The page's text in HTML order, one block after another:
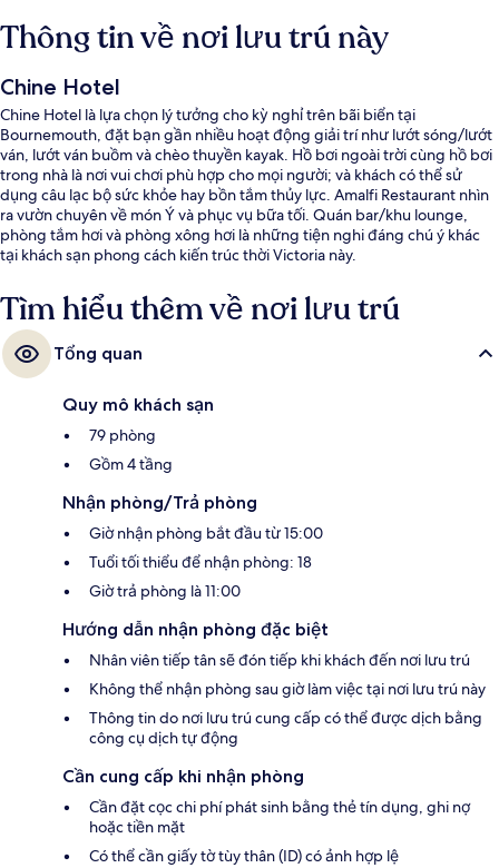
Thông tin về nơi lưu trú này
Chine Hotel
Chine Hotel là lựa chọn lý tưởng cho kỳ nghỉ trên bãi biển tại
Bournemouth, đặt bạn gần nhiều hoạt động giải trí như lướt sóng/lướt
ván, lướt ván buồm và chèo thuyền kayak. Hồ bơi ngoài trời cùng hồ bơi
trong nhà là nơi vui chơi phù hợp cho mọi người; và khách có thể sử
dụng câu lạc bộ sức khỏe hay bồn tắm thủy lực. Amalfi Restaurant nhìn
ra vườn chuyên về món Ý và phục vụ bữa tối. Quán bar/khu lounge,
phòng tắm hơi và phòng xông hơi là những tiện nghi đáng chú ý khác
tại khách sạn phong cách kiến trúc thời Victoria này.
Tìm hiểu thêm về nơi lưu trú
Tổng quan
Quy mô khách sạn
79 phòng
Gồm 4 tầng
Nhận phòng/Trả phòng
Giờ nhận phòng bắt đầu từ 15:00
Tuổi tối thiểu để nhận phòng: 18
Giờ trả phòng là 11:00
Hướng dẫn nhận phòng đặc biệt
Nhân viên tiếp tân sẽ đón tiếp khi khách đến nơi lưu trú
Không thể nhận phòng sau giờ làm việc tại nơi lưu trú này
Thông tin do nơi lưu trú cung cấp có thể được dịch bằng
công cụ dịch tự động
Cần cung cấp khi nhận phòng
Cần đặt cọc chi phí phát sinh bằng thẻ tín dụng, ghi nợ
hoặc tiền mặt
Có thể cần giấy tờ tùy thân (ID) có ảnh hợp lệ